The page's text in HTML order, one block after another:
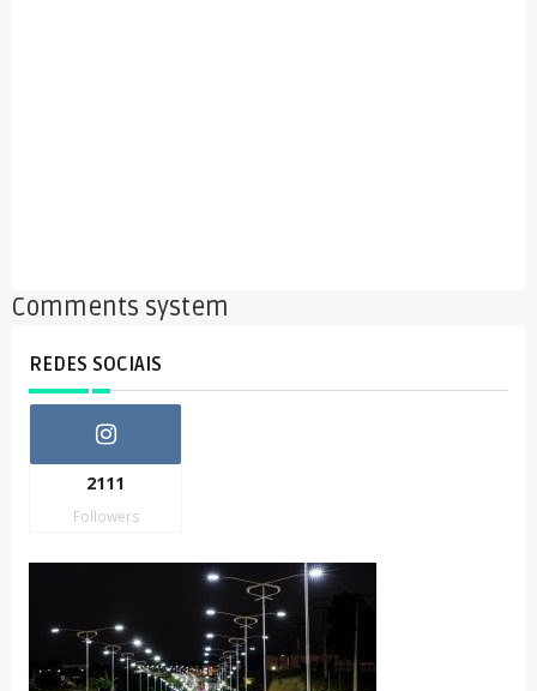
Comments system
REDES SOCIAIS
2111
Followers